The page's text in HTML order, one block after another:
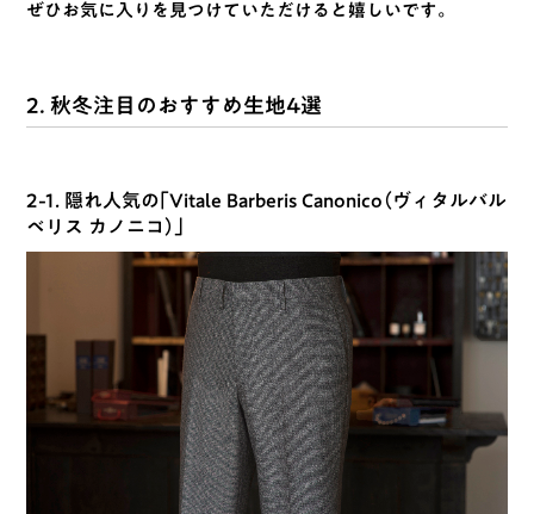
ぜひお気に入りを見つけていただけると嬉しいです。
2. 秋冬注目のおすすめ生地4選
2-1. 隠れ人気の「Vitale Barberis Canonico（ヴィタルバル
ベリス カノニコ）」